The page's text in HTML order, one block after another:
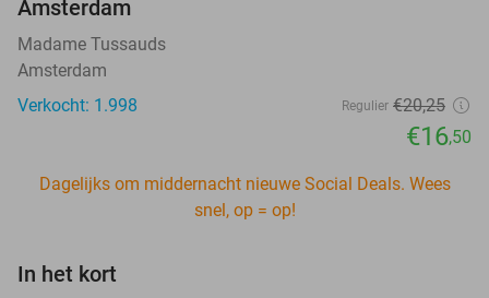
Amsterdam
Madame Tussauds
Amsterdam
Verkocht: 1.998
Regulier €20,25
€16,50
Dagelijks om middernacht nieuwe Social Deals. Wees
snel, op = op!
In het kort